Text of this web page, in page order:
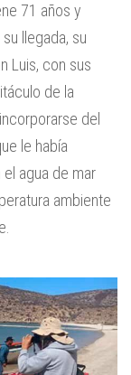
71 años y
su llegada, su
Luis, con sus
de la
del
le había
agua de mar
ambiente